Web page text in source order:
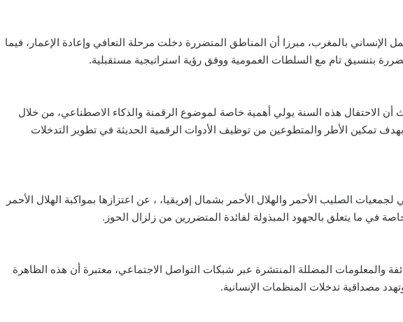
بالمغرب، مبرزا أن المناطق المتضررة دخلت مرحلة التعافي وإعادة الإعمار، فيما
بتنسيق تام مع السلطات العمومية ووفق رؤية استراتيجية مستقبلية.
أن الاحتفال هذه السنة يولي أهمية خاصة لموضوع الرقمنة والذكاء الاصطناعي، من خلال
تمكين الأطر والمتطوعين من توظيف الأدوات الرقمية الحديثة في تطوير التدخلات
الصليب الأحمر والهلال الأحمر بشمال إفريقيا، ، عن اعتزازها بمواكبة الهلال الأحمر
في ما يتعلق بالجهود المبذولة لفائدة المتضررين من زلزال الحوز.
والمعلومات المضللة المنتشرة عبر شبكات التواصل الاجتماعي، معتبرة أن هذه الظاهرة
مصداقية تدخلات المنظمات الإنسانية.